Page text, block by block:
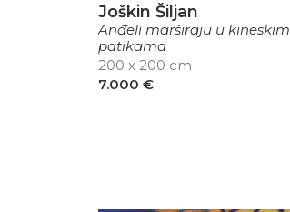
Joškin Šiljan
Anđeli marširaju u kineskim
patikama
200 x 200 cm
7.000 €